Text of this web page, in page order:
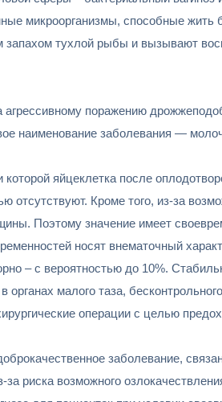
микроорганизмы, способные жить
тухлой рыбы и вызывают
поражению
наименование заболевания —
которой яйцеклетка после
Кроме того, из-за
Поэтому значение имеет
носят внематочный
– с вероятностью до 10%.
малого таза,
операции с целью
заболевание,
риска возможного